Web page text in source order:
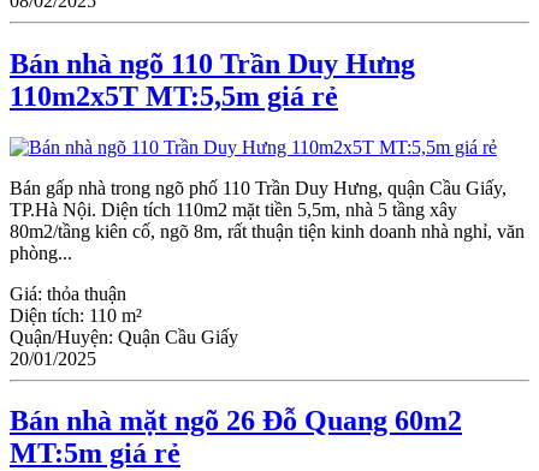
Bán nhà ngõ 110 Trần Duy Hưng
110m2x5T MT:5,5m giá rẻ
Bán gấp nhà trong ngõ phố 110 Trần Duy Hưng, quận Cầu Giấy,
TP.Hà Nội. Diện tích 110m2 mặt tiền 5,5m, nhà 5 tầng xây
80m2/tầng kiên cố, ngõ 8m, rất thuận tiện kinh doanh nhà nghỉ, văn
phòng...
Giá: thỏa thuận
Diện tích: 110 m²
Quận/Huyện: Quận Cầu Giấy
20/01/2025
Bán nhà mặt ngõ 26 Đỗ Quang 60m2
MT:5m giá rẻ